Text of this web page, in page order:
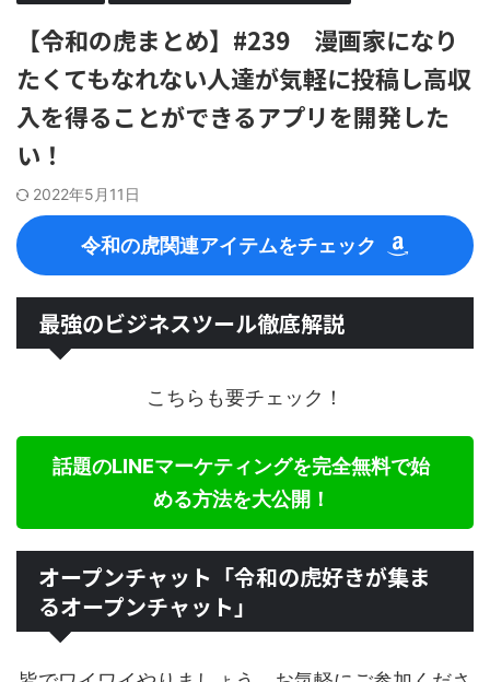
【令和の虎まとめ】#239 漫画家になり
たくてもなれない人達が気軽に投稿し高収
入を得ることができるアプリを開発した
い！
2022年5月11日
令和の虎関連アイテムをチェック
最強のビジネスツール徹底解説
こちらも要チェック！
話題のLINEマーケティングを完全無料で始
める方法を大公開！
オープンチャット「令和の虎好きが集ま
るオープンチャット」